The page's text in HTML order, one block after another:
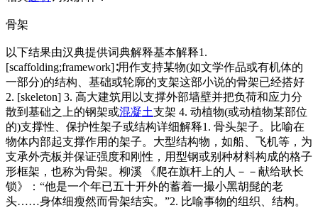
骨架
以下结果由汉典提供词典解释基本解释1.
[scaffolding;framework]∶用作支持某物(如文学作品或有机体的
一部分)的结构、基础或轮廓的支架这部小说的骨架已经搭好
2. [skeleton] 3. 高大建筑用以支撑外部墙壁并把负荷和应力分
散到基础之上的钢架或混凝土支架 4. 动植物(或动植物某部位
的)支撑性、保护性架子或结构详细解释1. 骨头架子。比喻在
物体内部起支撑作用的架子。大型结构物，如船、飞机等，为
支承外壳板并保证强度和刚性，用型钢或别种材料构成的格子
形框架，也称为骨架。柳溪 《爬在旗杆上的人－－献给耿长
锁》：“他是一个年已五十开外的蓄着一撮小黑胡髭的老
头……身体细瘦然而骨架结实。”2. 比喻事物的组织、结构。